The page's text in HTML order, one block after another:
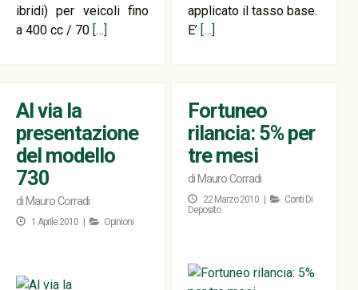
ibridi) per veicoli fino
a 400 cc / 70 […]
applicato il tasso base.
E’ […]
Al via la
presentazione
del modello
730
di Mauro Corradi
1 Aprile 2010 | Opinioni
Fortuneo
rilancia: 5% per
tre mesi
di Mauro Corradi
22 Marzo 2010 |
Conti Di
Deposito